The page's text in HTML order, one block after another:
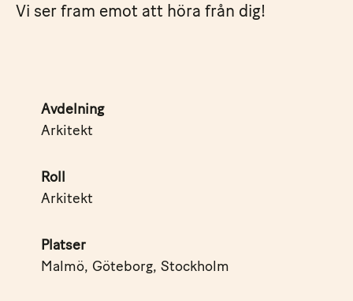
Vi ser fram emot att höra från dig!
Avdelning
Arkitekt
Roll
Arkitekt
Platser
Malmö, Göteborg, Stockholm